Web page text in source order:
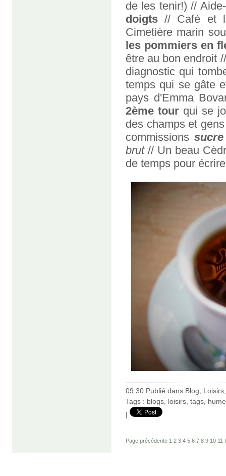
de les tenir!) //
doigts // Café et
Cimetière marin
les pommiers en
être au bon endroit
diagnostic qui
temps qui se gâte
pays d'Emma
2ème tourqui se
des champs et
commissions
brut// Un beau
de temps pour
09:30 Publié dans Blog, Loisirs
Tags : blogs, loisirs, tags,
|
Page précédente 1 2 3 4 5 6 7 8 9 10 11